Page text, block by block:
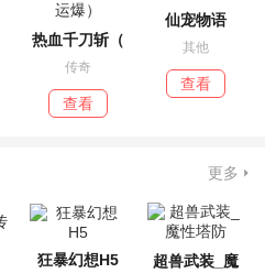
热血千刀斩（
传奇
查看
仙宠物语
其他
查看
更多
狂暴幻想H5 超兽武装_魔